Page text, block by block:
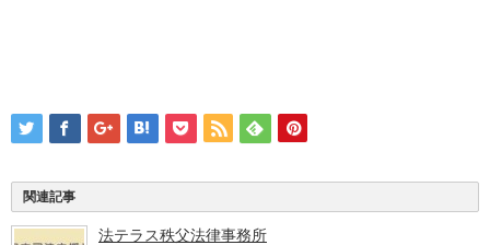
関連記事
法テラス秩父法律事務所